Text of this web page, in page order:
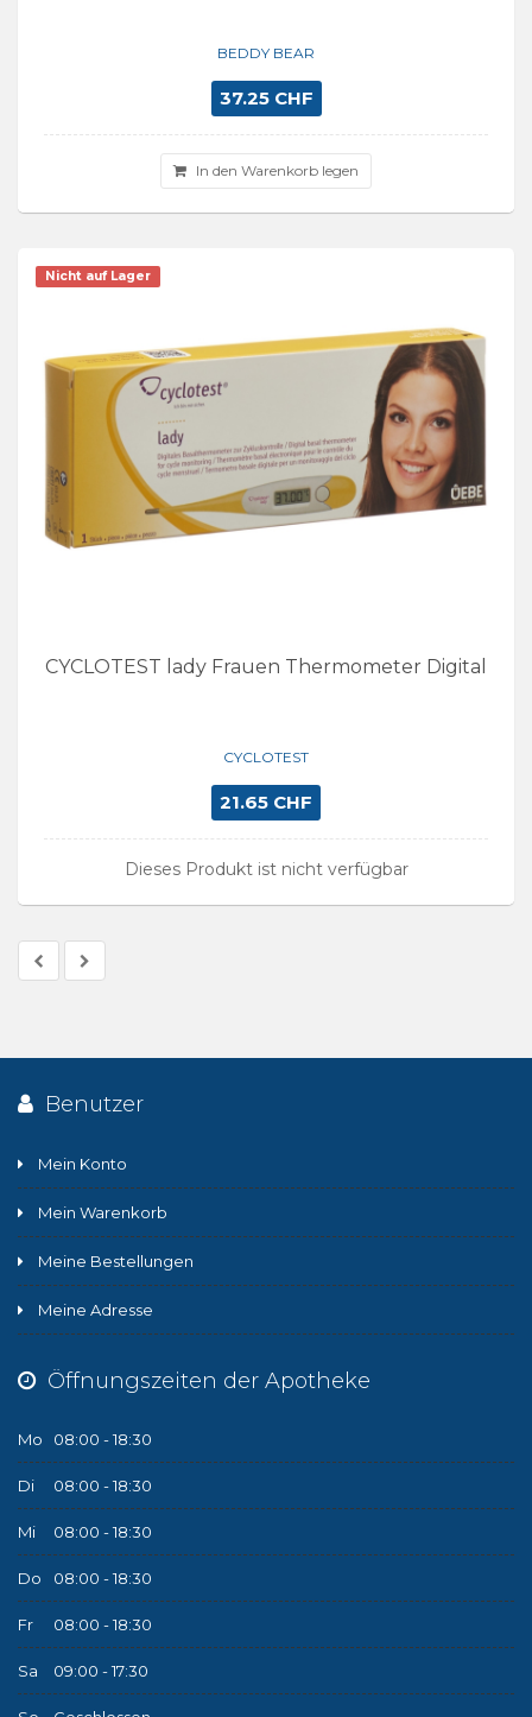
BEDDY BEAR
37.25 CHF
In den Warenkorb legen
Nicht auf Lager
CYCLOTEST lady Frauen Thermometer Digital
CYCLOTEST
21.65 CHF
Dieses Produkt ist nicht verfügbar
Benutzer
Mein Konto
Mein Warenkorb
Meine Bestellungen
Meine Adresse
Öffnungszeiten der Apotheke
Mo 08:00 - 18:30
Di 08:00 - 18:30
Mi 08:00 - 18:30
Do 08:00 - 18:30
Fr 08:00 - 18:30
Sa 09:00 - 17:30